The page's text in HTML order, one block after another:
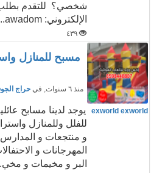
شخصي؟ للتقدم بطلب
الإلكتروني: awadom...
٤٣٩
مسبح للمنازل
منذ ٦ سنوات , في حراج
exworld exworld
يوجد لدينا مسابح
للفلل وللمنازل
و منتجعات و
المهرجانات و
البر و مخيمات و